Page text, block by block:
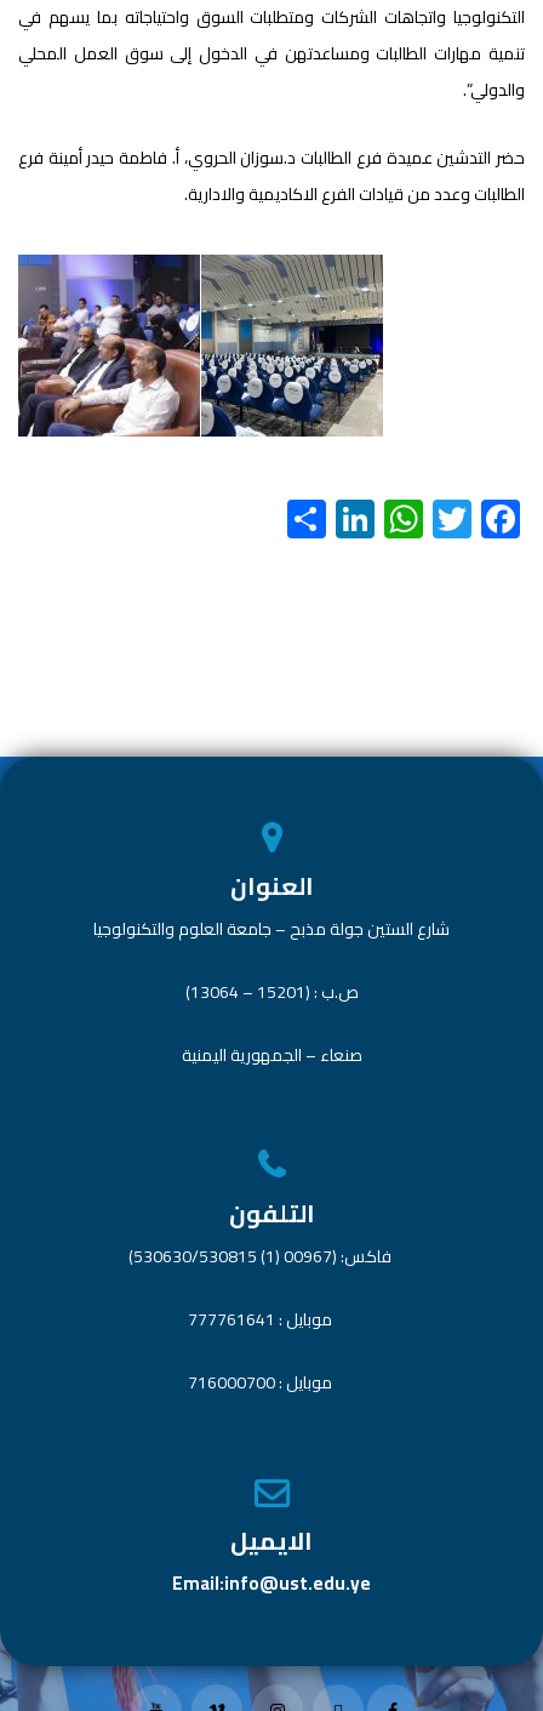
التكنولوجيا واتجاهات الشركات ومتطلبات السوق واحتياجاته بما يسهم في
تنمية مهارات الطالبات ومساعدتهن في الدخول إلى سوق العمل المحلي
والدولي”.
حضر التدشين عميدة فرع الطالبات د.سوزان الحروي، أ. فاطمة حيدر أمينة فرع
الطالبات وعدد من قيادات الفرع الاكاديمية والادارية.
F
ac
T
wi
W
h
p
Li
nk
العنوان
شارع الستين جولة مذبح – جامعة العلوم والتكنولوجيا
ص.ب : (15201 – 13064)
صنعاء – الجمهورية اليمنية
التلفون
فاكس: (00967 (1) 530630/530815)
موبايل : 777761641
موبايل : 716000700
الايميل
Email:info@ust.edu.ye